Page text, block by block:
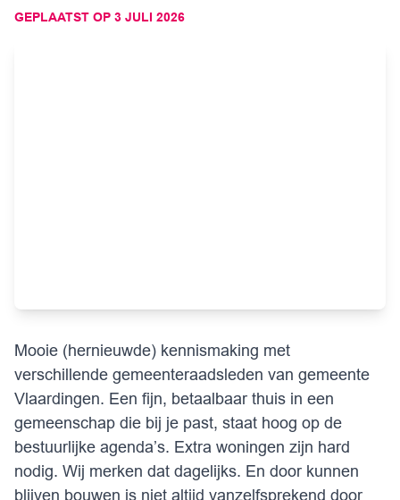
GEPLAATST OP 3 JULI 2026
Mooie (hernieuwde) kennismaking met
verschillende gemeenteraadsleden van gemeente
Vlaardingen. Een fijn, betaalbaar thuis in een
gemeenschap die bij je past, staat hoog op de
bestuurlijke agenda’s. Extra woningen zijn hard
nodig. Wij merken dat dagelijks. En door kunnen
blijven bouwen is niet altijd vanzelfsprekend door